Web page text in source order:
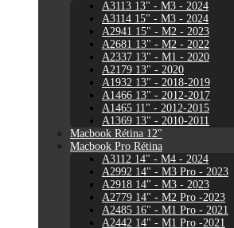
A3113 13" - M3 - 2024
A3114 15" - M3 - 2024
A2941 15" - M2 - 2023
A2681 13" - M2 - 2022
A2337 13" - M1 - 2020
A2179 13" - 2020
A1932 13" - 2018-2019
A1466 13" - 2012-2017
A1465 11" - 2012-2015
A1369 13" - 2010-2011
Macbook Rétina 12"
Macbook Pro Rétina
A3112 14" - M4 - 2024
A2992 14" - M3 Pro - 2023
A2918 14" - M3 - 2023
A2779 14" - M2 Pro -2023
A2485 16" - M1 Pro - 2021
A2442 14" - M1 Pro -2021